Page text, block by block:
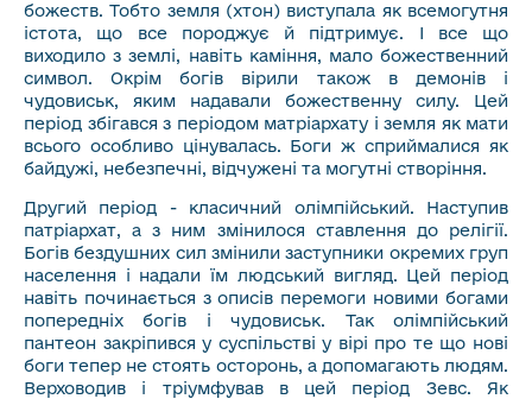
божеств. Тобто земля (хтон) виступала як всемогутня
істота, що все породжує й підтримує. І все що
виходило з землі, навіть каміння, мало божественний
символ. Окрім богів вірили також в демонів і
чудовиськ, яким надавали божественну силу. Цей
період збігався з періодом матріархату і земля як мати
всього особливо цінувалась. Боги ж сприймалися як
байдужі, небезпечні, відчужені та могутні створіння.
Другий період - класичний олімпійський. Наступив
патріархат, а з ним змінилося ставлення до релігії.
Богів бездушних сил змінили заступники окремих груп
населення і надали їм людський вигляд. Цей період
навіть починається з описів перемоги новими богами
попередніх богів і чудовиськ. Так олімпійський
пантеон закріпився у суспільстві у вірі про те що нові
боги тепер не стоять осторонь, а допомагають людям.
Верховодив і тріумфував в цей період Зевс. Як